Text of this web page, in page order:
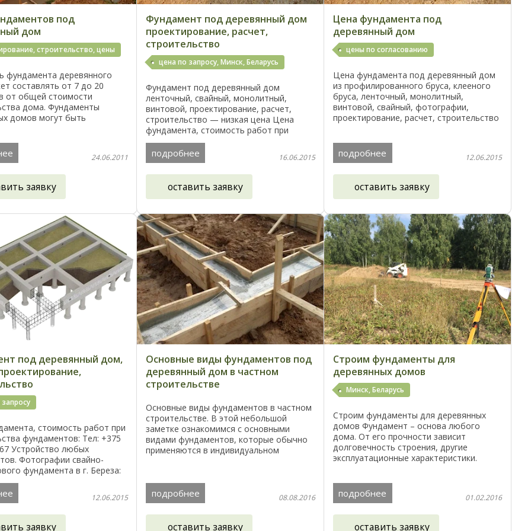
под
дом
строительство, цены
фундамента деревянного
составлять от 7 до 20
от общей стоимости
дома. Фундаменты
домов могут быть
Столбчатый ...
24.06.2011
заявку
Фундамент под деревянный дом
проектирование, расчет,
строительство
цена по запросу, Минск, Беларусь
Фундамент под деревянный дом
ленточный, свайный, монолитный,
винтовой, проектирование, расчет,
строительство — низкая цена Цена
фундамента, стоимость работ при
строительства фундаментов: Тел: +375
29 620 05 67 Устройство любых
фундаментов. ...
подробнее 16.06.2015
оставить заявку
Цена фундамента под
деревянный дом
цены по согласованию
Цена фундамента под деревянный дом
из профилированного бруса, клееного
бруса, ленточный, монолитный,
винтовой, свайный, фотографии,
проектирование, расчет, строительство
фундаментов: ...
подробнее 12.06.2015
оставить заявку
под деревянный дом,
стоимость работ при
фундаментов: Тел: +375
Устройство любых
Фотографии свайно-
фундамента в г. Береза:
по соотношению
надёжность, качество
...
12.06.2015
заявку
Основные виды фундаментов под
деревянный дом в частном
строительстве
Основные виды фундаментов в частном
строительстве. В этой небольшой
заметке ознакомимся с основными
видами фундаментов, которые обычно
применяются в индивидуальном
участке. Цена ...
подробнее 08.08.2016
оставить заявку
Строим фундаменты для
деревянных домов
Минск, Беларусь
Строим фундаменты для деревянных
домов Фундамент – основа любого
дома. От его прочности зависит
долговечность строения, другие
эксплуатационные характеристики.
силикатных блоков, ...
подробнее 01.02.2016
оставить заявку